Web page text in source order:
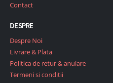
Contact
DESPRE
Despre Noi
Livrare & Plata
Politica de retur & anulare
Termeni si conditii